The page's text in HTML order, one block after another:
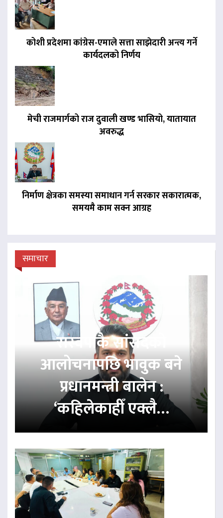
कोशी प्रदेशमा कांग्रेस-एमाले सत्ता साझेदारी अन्त्य गर्ने
कार्यदलको निर्णय
मेची राजमार्गको राज दुवाली खण्ड भासियो, यातायात
अवरुद्ध
निर्माण क्षेत्रका समस्या समाधान गर्न सरकार सकारात्मक,
समयमै काम सक्न आग्रह
समाचार
रास्वपाकै सांसदको
आलोचनापछि भावुक बने
प्रधानमन्त्री बालेन :
‘कहिलेकाहीँ एक्लै…